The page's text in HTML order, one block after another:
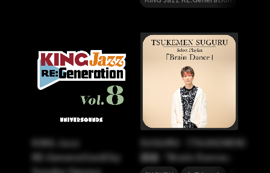
KING Jazz
RE:Generation8 by
SUGURU（TSUKEMEN）
選曲『Brain Dance』